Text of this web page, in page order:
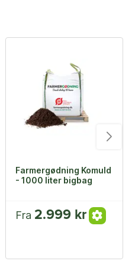
Farmergødning Komuld
- 1000 liter bigbag
Fra 2.999 kr